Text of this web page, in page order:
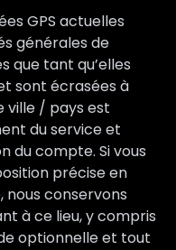
GPS actuelles
générales de
que tant qu’elles
sont écrasées à
ville / pays est
du service et
du compte. Si vous
précise en
nous conservons
à ce lieu, y compris
optionnelle et tout